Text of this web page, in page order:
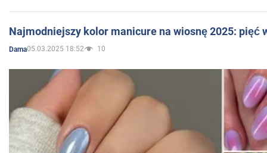
Najmodniejszy kolor manicure na wiosnę 2025: pięć
Dama05.03.2025 18:52 10